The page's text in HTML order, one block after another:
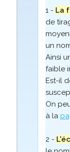
1 - La
de
un
Ainsi
faible
Est-il
On
à la
2 -